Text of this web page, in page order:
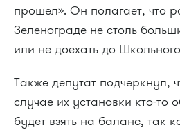
прошел». Он полагает, что
Зеленограде не столь
или не доехать до
Также депутат подчеркнул,
случае их установки кто-то
будет взять на баланс, так